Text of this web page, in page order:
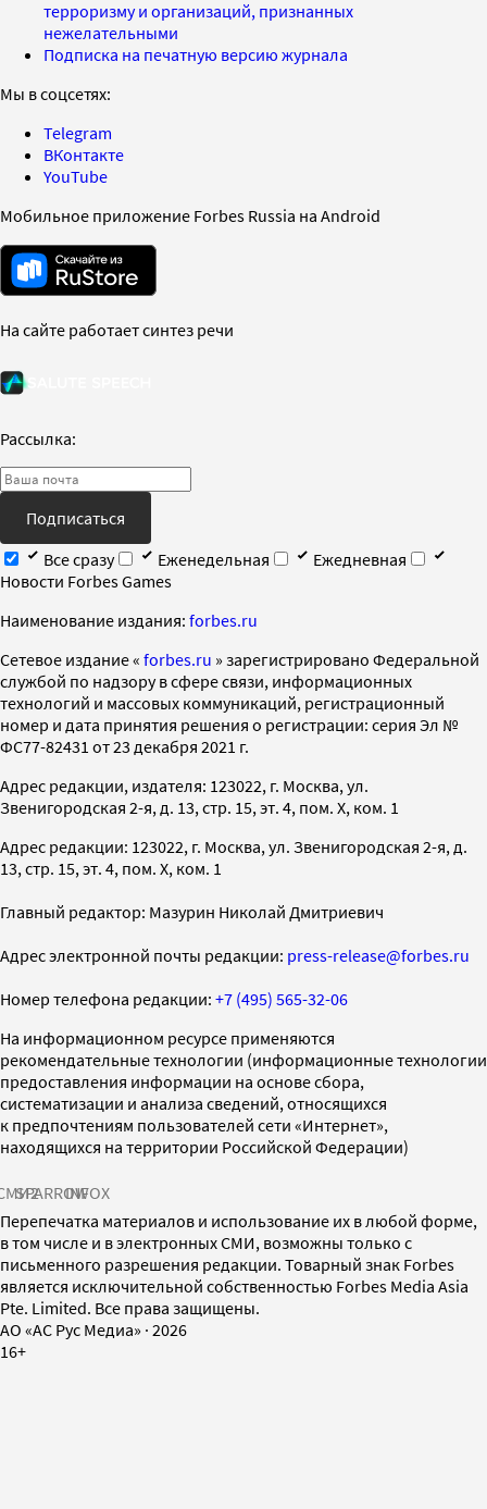
терроризму и организаций, признанных
нежелательными
Подписка на печатную версию журнала
Мы в соцсетях:
Telegram
ВКонтакте
YouTube
Мобильное приложение Forbes Russia на Android
На сайте работает синтез речи
Рассылка:
Подписаться
Все сразу
Еженедельная
Ежедневная
Новости Forbes Games
Наименование издания: forbes.ru
Cетевое издание « forbes.ru » зарегистрировано Федеральной
службой по надзору в сфере связи, информационных
технологий и массовых коммуникаций, регистрационный
номер и дата принятия решения о регистрации: серия Эл №
ФС77-82431 от 23 декабря 2021 г.
Адрес редакции, издателя: 123022, г. Москва, ул.
Звенигородская 2-я, д. 13, стр. 15, эт. 4, пом. X, ком. 1
Адрес редакции: 123022, г. Москва, ул. Звенигородская 2-я, д.
13, стр. 15, эт. 4, пом. X, ком. 1
Главный редактор: Мазурин Николай Дмитриевич
Адрес электронной почты редакции: press-release@forbes.ru
Номер телефона редакции: +7 (495) 565-32-06
На информационном ресурсе применяются
рекомендательные технологии (информационные технологии
предоставления информации на основе сбора,
систематизации и анализа сведений, относящихся
к предпочтениям пользователей сети «Интернет»,
находящихся на территории Российской Федерации)
SPARROWINFOX
Перепечатка материалов и использование их в любой форме,
в том числе и в электронных СМИ, возможны только с
письменного разрешения редакции. Товарный знак Forbes
является исключительной собственностью Forbes Media Asia
Pte. Limited. Все права защищены.
AO «АС Рус Медиа» · 2026
16+